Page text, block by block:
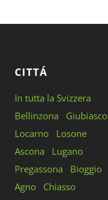
CITTÁ
In tutta la Svizzera
Bellinzona
Giubiasco
Locarno
Losone
Ascona
Lugano
Pregassona
Bioggio
Agno
Chiasso